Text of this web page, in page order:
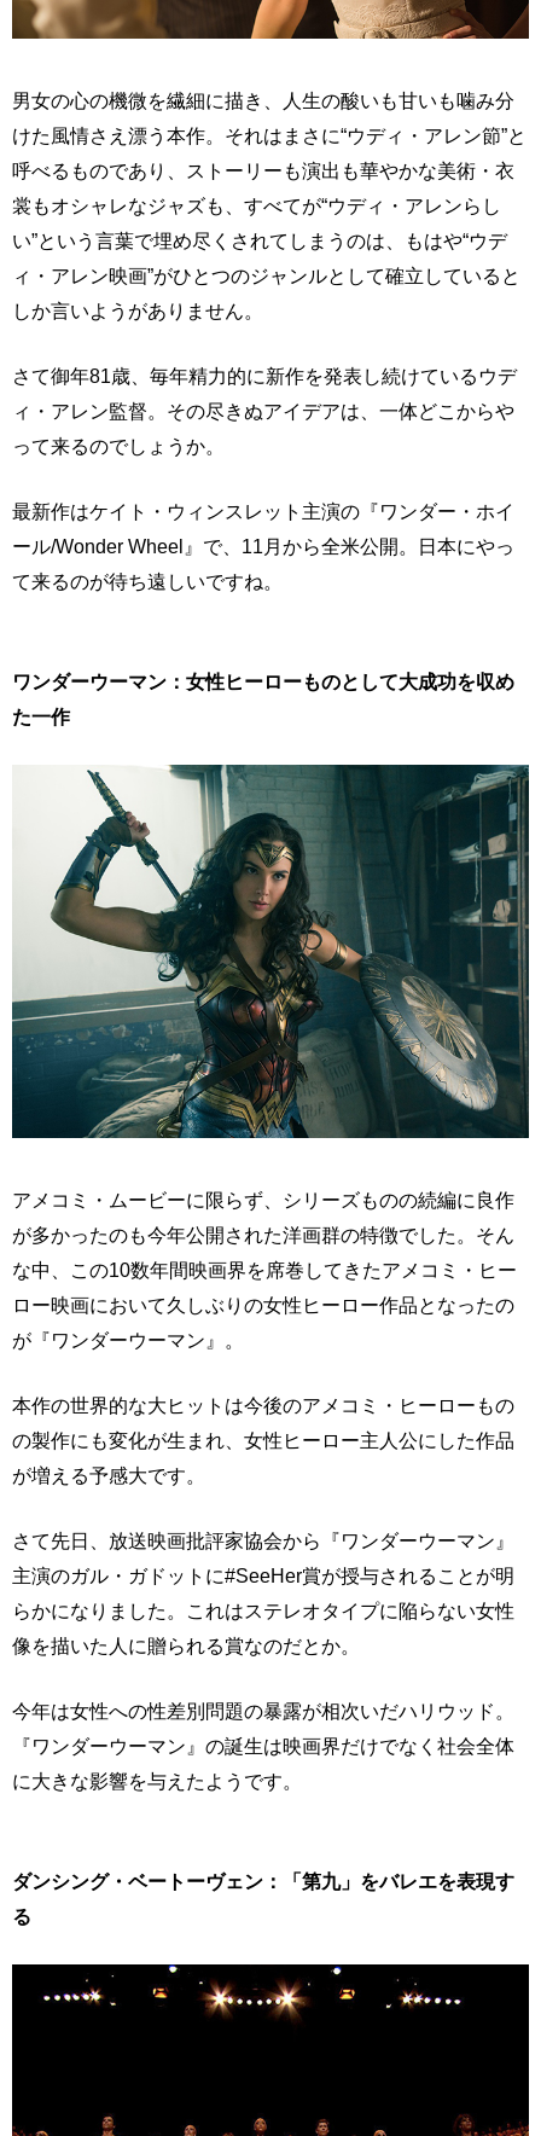
男女の心の機微を繊細に描き、人生の酸いも甘いも噛み分
けた風情さえ漂う本作。それはまさに“ウディ・アレン節”と
呼べるものであり、ストーリーも演出も華やかな美術・衣
裳もオシャレなジャズも、すべてが“ウディ・アレンらし
い”という言葉で埋め尽くされてしまうのは、もはや“ウデ
ィ・アレン映画”がひとつのジャンルとして確立していると
しか言いようがありません。
さて御年81歳、毎年精力的に新作を発表し続けているウデ
ィ・アレン監督。その尽きぬアイデアは、一体どこからや
って来るのでしょうか。
最新作はケイト・ウィンスレット主演の『ワンダー・ホイ
ール/Wonder Wheel』で、11月から全米公開。日本にやっ
て来るのが待ち遠しいですね。
ワンダーウーマン：女性ヒーローものとして大成功を収め
た一作
アメコミ・ムービーに限らず、シリーズものの続編に良作
が多かったのも今年公開された洋画群の特徴でした。そん
な中、この10数年間映画界を席巻してきたアメコミ・ヒー
ロー映画において久しぶりの女性ヒーロー作品となったの
が『ワンダーウーマン』。
本作の世界的な大ヒットは今後のアメコミ・ヒーローもの
の製作にも変化が生まれ、女性ヒーロー主人公にした作品
が増える予感大です。
さて先日、放送映画批評家協会から『ワンダーウーマン』
主演のガル・ガドットに#SeeHer賞が授与されることが明
らかになりました。これはステレオタイプに陥らない女性
像を描いた人に贈られる賞なのだとか。
今年は女性への性差別問題の暴露が相次いだハリウッド。
『ワンダーウーマン』の誕生は映画界だけでなく社会全体
に大きな影響を与えたようです。
ダンシング・ベートーヴェン：「第九」をバレエを表現す
る